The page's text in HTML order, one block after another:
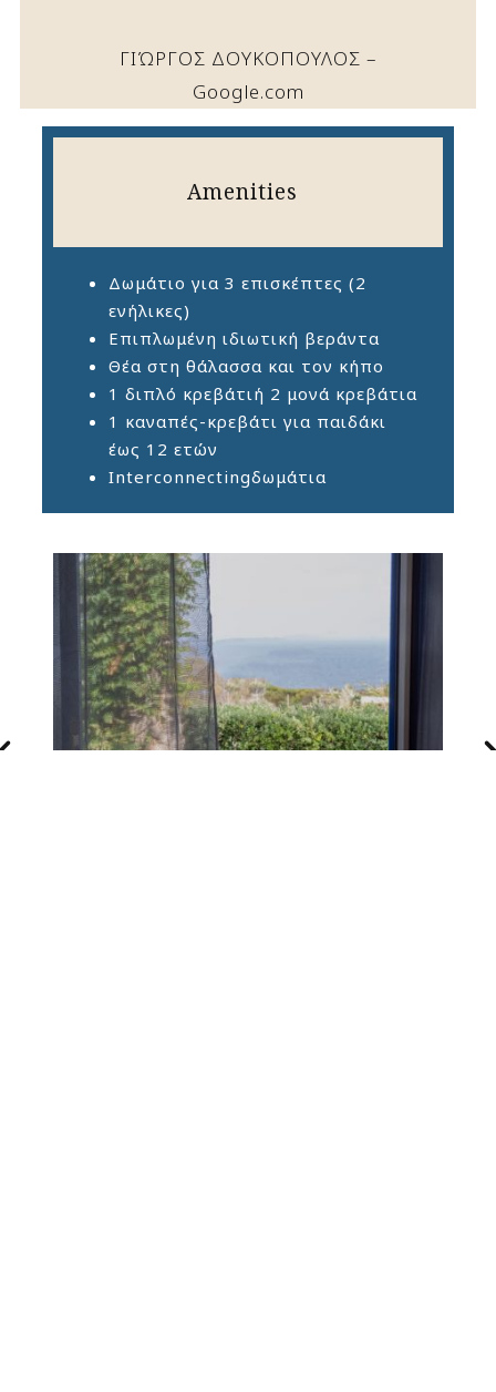
ΓΙΏΡΓΟΣ ΔΟΥΚΟΠΟΥΛΟΣ –
Google.com
Amenities
Δωμάτιο για 3 επισκέπτες (2
ενήλικες)
Επιπλωμένη ιδιωτική βεράντα
Θέα στη θάλασσα και τον κήπο
1 διπλό κρεβάτιή 2 μονά κρεβάτια
1 καναπές-κρεβάτι για παιδάκι
έως 12 ετών
Interconnectingδωμάτια